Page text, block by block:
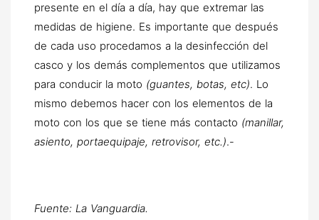
presente en el día a día, hay que extremar las
medidas de higiene. Es importante que después
de cada uso procedamos a la desinfección del
casco y los demás complementos que utilizamos
para conducir la moto (guantes, botas, etc). Lo
mismo debemos hacer con los elementos de la
moto con los que se tiene más contacto (manillar,
asiento, portaequipaje, retrovisor, etc.).-
Fuente: La Vanguardia.